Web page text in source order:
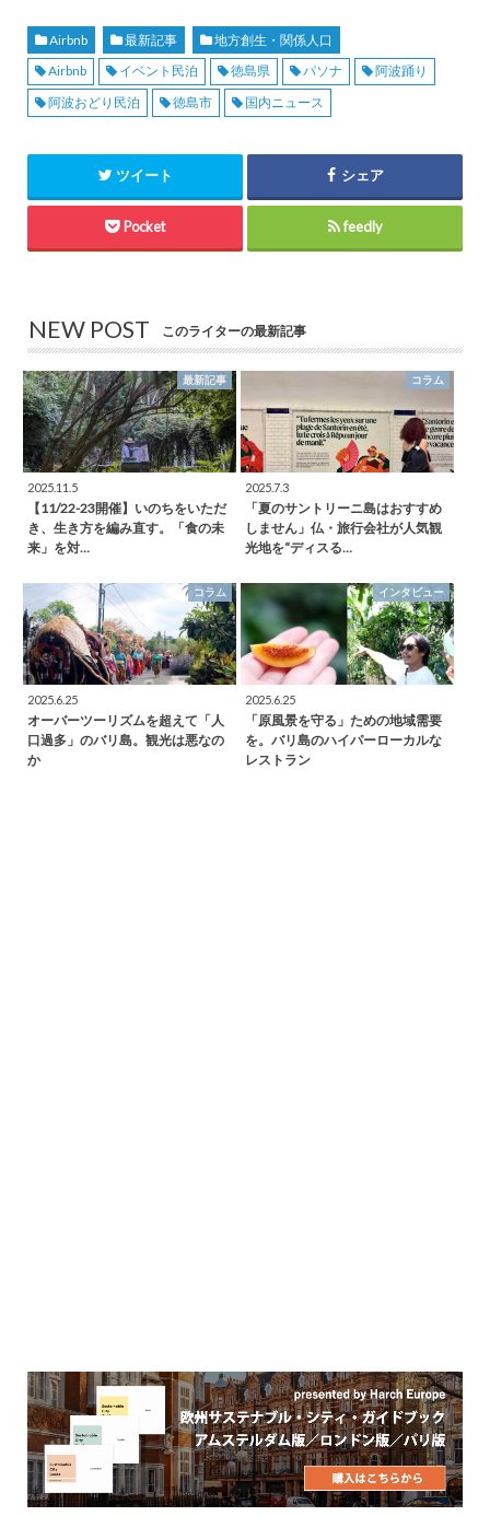
Airbnb 最新記事
地方創生・関係人口
Airbnb
イベント民泊 徳島県 パソナ
阿波踊り
阿波おどり民泊
徳島市 国内ニュース
ツイート シェア
Pocket feedly
NEW POST このライターの最新記事
最新記事
2025.11.5
【11/22-23開催】いのちをいただ
き、生き方を編み直す。「食の未
来」を対…
コラム
2025.7.3
「夏のサントリーニ島はおすすめ
しません」仏・旅行会社が人気観
光地を“ディスる…
コラム
2025.6.25
オーバーツーリズムを超えて「人
口過多」のバリ島。観光は悪なの
か
インタビュー
2025.6.25
「原風景を守る」ための地域需要
を。バリ島のハイパーローカルな
レストラン